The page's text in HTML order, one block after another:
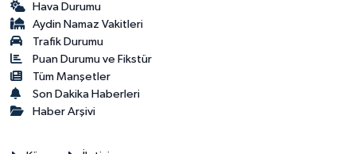
Hava Durumu
Aydin Namaz Vakitleri
Trafik Durumu
Puan Durumu ve Fikstür
Tüm Manşetler
Son Dakika Haberleri
Haber Arşivi